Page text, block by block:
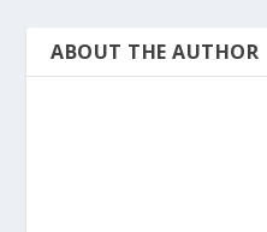
ABOUT THE AUTHOR